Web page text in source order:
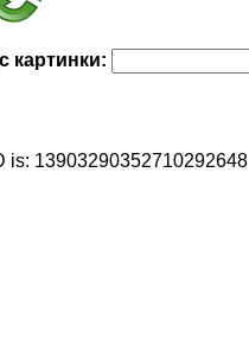
картинки:
is: 13903290352710292648